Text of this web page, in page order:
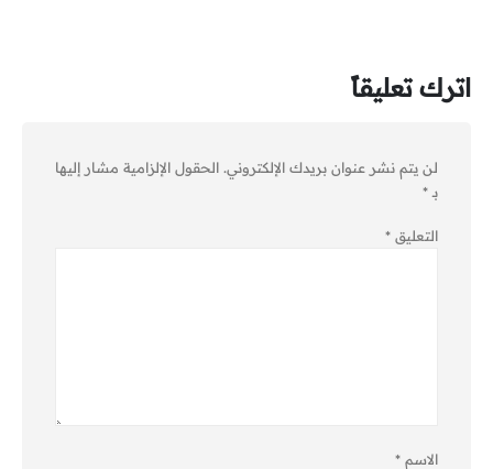
اترك تعليقاً
لن يتم نشر عنوان بريدك الإلكتروني. الحقول الإلزامية مشار إليها
بـ *
التعليق *
الاسم *